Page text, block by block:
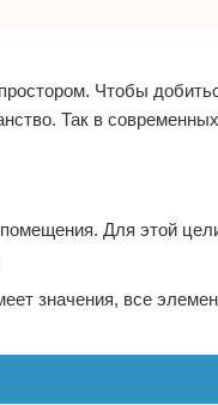
Чтобы
Так в
Для этой
значения, все